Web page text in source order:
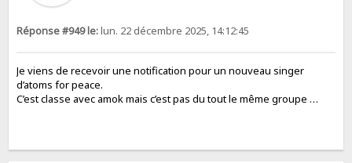
Réponse #949 le:lun. 22 décembre 2025, 14:12:45
Je viens de recevoir une notification pour un nouveau singer
d’atoms for peace.
C’est classe avec amok mais c’est pas du tout le même groupe …